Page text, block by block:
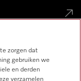
zorgen dat
gebruiken we
en derden
verzamelen